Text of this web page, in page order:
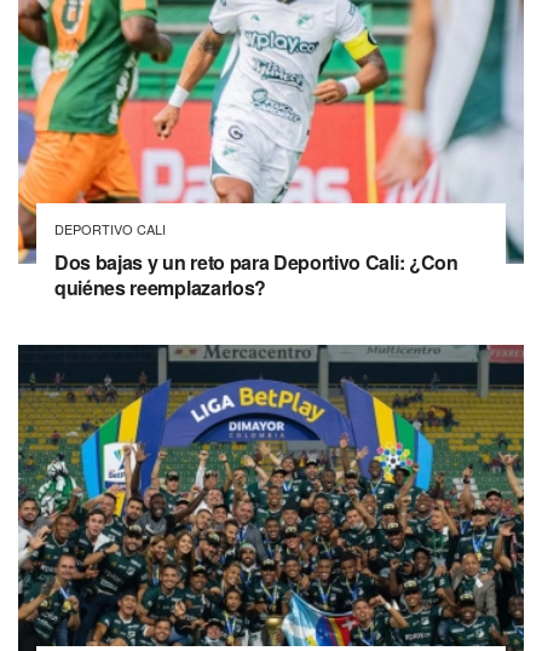
DEPORTIVO CALI
Dos bajas y un reto para Deportivo Cali: ¿Con
quiénes reemplazarlos?